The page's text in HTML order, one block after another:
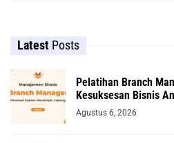
Latest Posts
Pelatihan Branch
Kesuksesan Bisnis
Agustus 6, 2026